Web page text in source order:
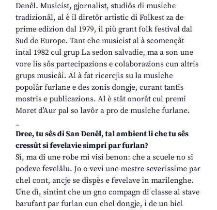
Denêl. Musicist, gjornalist, studiôs di musiche
tradizionâl, al è il diretôr artistic di Folkest za de
prime edizion dal 1979, il più grant folk festival dal
Sud de Europe. Tant che musicist al à scomençât
intal 1982 cul grup La sedon salvadie, ma a son une
vore lis sôs partecipazions e colaborazions cun altris
grups musicâi. Al à fat ricercjis su la musiche
popolâr furlane e des zonis dongje, curant tantis
mostris e publicazions. Al è stât onorât cul premi
Moret d’Aur pal so lavôr a pro de musiche furlane.
_
Dree, tu sês di San Denêl, tal ambient li che tu sês
cressût si fevelavie simpri par furlan?
Sì, ma di une robe mi visi benon: che a scuele no si
podeve fevelâlu. Jo o vevi une mestre severissime par
chel cont, ancje se dispès e fevelave in marilenghe.
Une dì, sintint che un gno compagn di classe al stave
barufant par furlan cun chel dongje, i de un biel